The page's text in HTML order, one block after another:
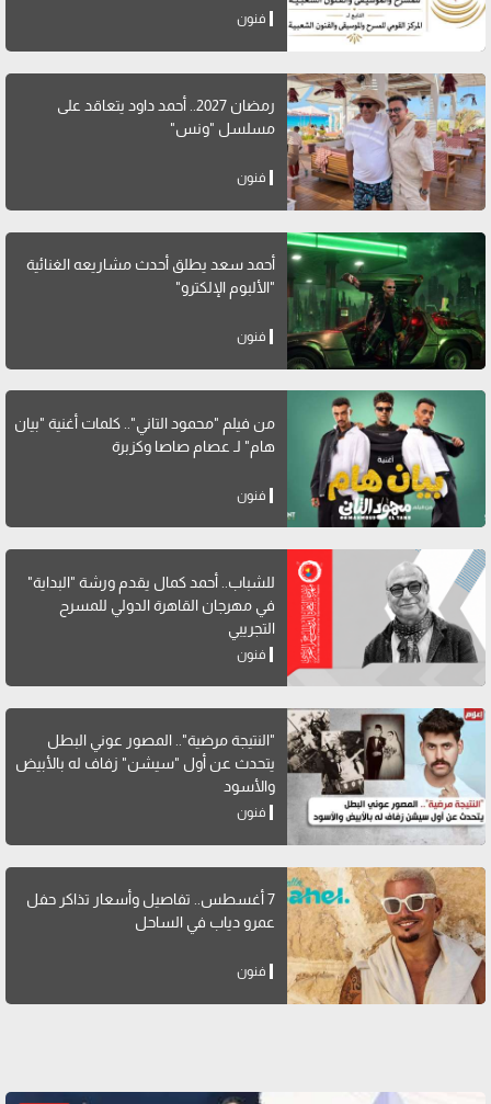
فنون
رمضان 2027.. أحمد داود يتعاقد على
مسلسل "ونس"
فنون
أحمد سعد يطلق أحدث مشاريعه الغنائية
"الألبوم الإلكترو"
فنون
من فيلم "محمود التاني".. كلمات أغنية "بيان
هام" لـ عصام صاصا وكزبرة
فنون
للشباب.. أحمد كمال يقدم ورشة "البداية"
في مهرجان القاهرة الدولي للمسرح
التجريبي
فنون
"النتيجة مرضية".. المصور عوني البطل
يتحدث عن أول "سيشن" زفاف له بالأبيض
والأسود
فنون
7 أغسطس.. تفاصيل وأسعار تذاكر حفل
عمرو دياب في الساحل
فنون